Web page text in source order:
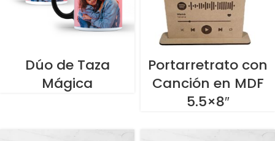
Dúo de Taza
Mágica
Portarretrato con
Canción en MDF
5.5×8″